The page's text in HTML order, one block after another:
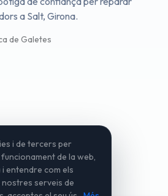
a Salt, Girona.
de Galetes
TikTok
i de tercers per
de la web,
entendre com els
nostres serveis de